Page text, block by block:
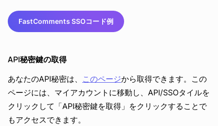
FastComments SSOコード例
API秘密鍵の取得
あなたのAPI秘密は、 このページから取得できます。この
ページには、マイアカウントに移動し、API/SSOタイルを
クリックして「API秘密鍵を取得」をクリックすることで
もアクセスできます。